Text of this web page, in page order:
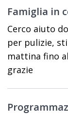
Famiglia in
Cerco aiuto
per pulizie,
mattina fino
grazie